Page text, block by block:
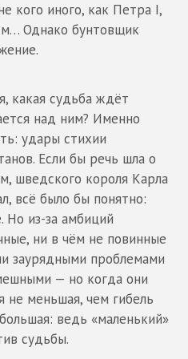
кого иного, как Петра I,
Однако бунтовщик
какая судьба ждёт
над ним? Именно
удары стихии
Если бы речь шла о
шведского короля Карла
всё было бы понятно:
Но из-за амбиций
ни в чём не повинные
заурядными проблемами
— но когда они
не меньшая, чем гибель
ведь «маленький»
судьбы.